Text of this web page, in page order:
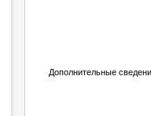
Дополнительные